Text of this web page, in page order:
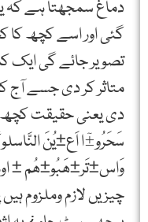
دماغ سمجھتا ہے کہ
گئی اور اسے کچھ کا
تصویر جائے گی ایک
متاثر کر دی جسے آج
دی یعنی حقیقت کچھ
سَحَرُو±ٓا اَع±یُنَ
وَاس±تَر±ھَبُو±ھُم ± اور
چیزیں لازم وملزوم